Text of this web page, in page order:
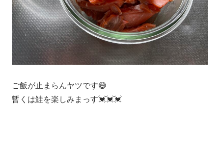
ご飯が止まらんヤツです😅
暫くは鮭を楽しみまっす💓💓💓